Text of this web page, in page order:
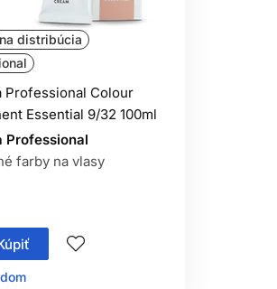
distribúcia
Professional Colour
Essential 9/32 100ml
Professional
farby na vlasy
ㅤ